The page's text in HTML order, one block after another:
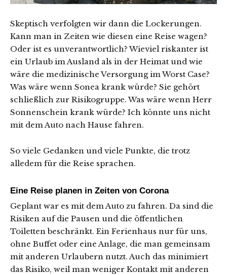
Skeptisch verfolgten wir dann die Lockerungen.
Kann man in Zeiten wie diesen eine Reise wagen?
Oder ist es unverantwortlich? Wieviel riskanter ist
ein Urlaub im Ausland als in der Heimat und wie
wäre die medizinische Versorgung im Worst Case?
Was wäre wenn Sonea krank würde? Sie gehört
schließlich zur Risikogruppe. Was wäre wenn Herr
Sonnenschein krank würde? Ich könnte uns nicht
mit dem Auto nach Hause fahren.
So viele Gedanken und viele Punkte, die trotz
alledem für die Reise sprachen.
Eine Reise planen in Zeiten von Corona
Geplant war es mit dem Auto zu fahren. Da sind die
Risiken auf die Pausen und die öffentlichen
Toiletten beschränkt. Ein Ferienhaus nur für uns,
ohne Buffet oder eine Anlage, die man gemeinsam
mit anderen Urlaubern nutzt. Auch das minimiert
das Risiko, weil man weniger Kontakt mit anderen